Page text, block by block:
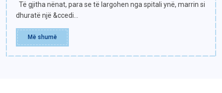
Të gjitha nënat, para se të largohen nga spitali ynë, marrin si
dhuratë një &ccedi...
Më shumë